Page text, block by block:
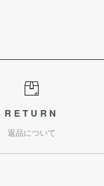
RETURN
返品について